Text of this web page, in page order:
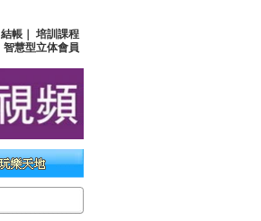
結帳
培訓課程
智慧型立体會員